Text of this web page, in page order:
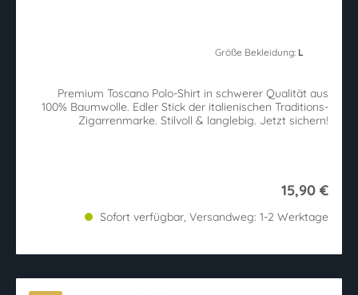
Größe Bekleidung: L
Premium Toscano Polo-Shirt in schwerer Qualität aus
100% Baumwolle. Edler Stick der italienischen Traditions-
Zigarrenmarke. Stilvoll & langlebig. Jetzt sichern!
15,90 €
Sofort verfügbar, Versandweg: 1-2 Werktage